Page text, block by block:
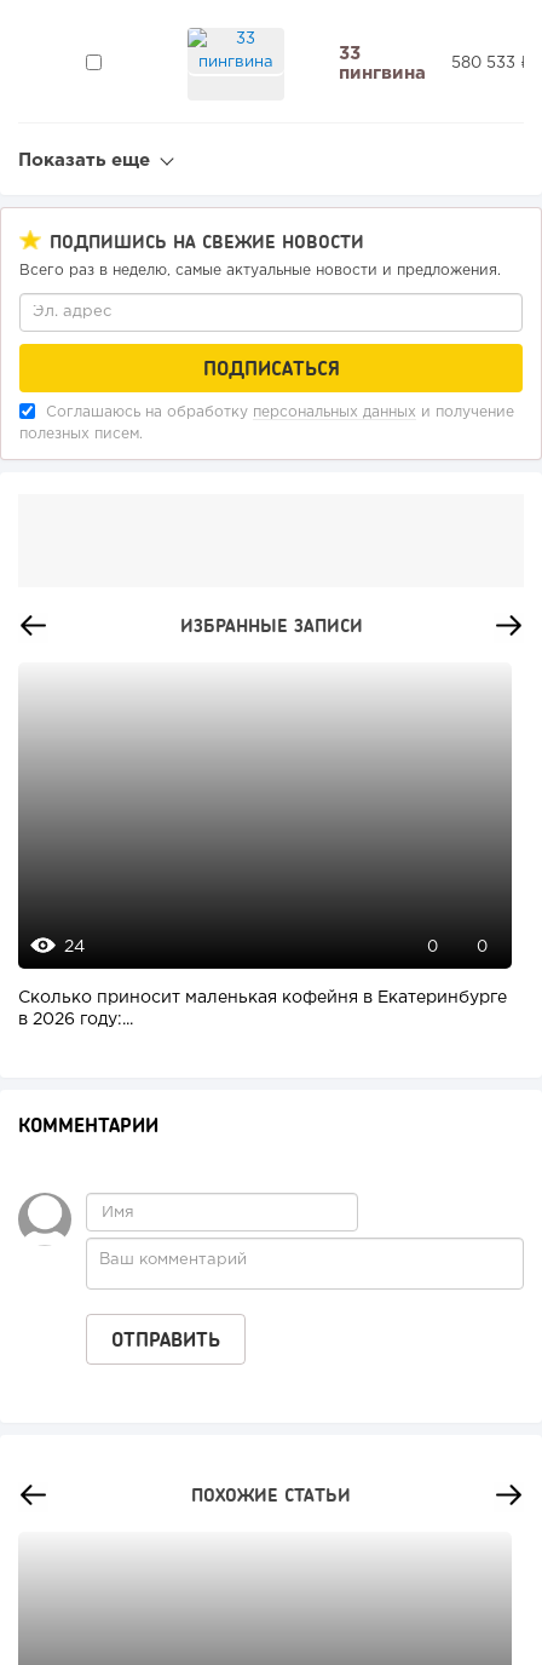
33
пингвина
580 533 ₽
Показать еще
ПОДПИШИСЬ НА СВЕЖИЕ НОВОСТИ
Всего раз в неделю, самые актуальные новости и предложения.
Соглашаюсь на обработку персональных данных и получение
полезных писем.
ИЗБРАННЫЕ ЗАПИСИ
24 0 0
Сколько приносит маленькая кофейня в Екатеринбурге
в 2026 году:...
КОММЕНТАРИИ
ПОХОЖИЕ СТАТЬИ